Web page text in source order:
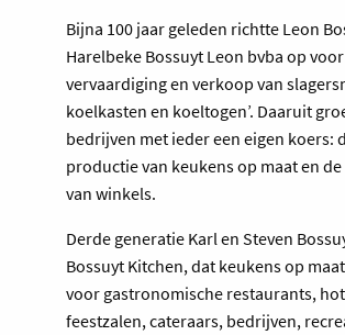
Bijna 100 jaar geleden richtte Leon
Harelbeke Bossuyt Leon bvba op voor
vervaardiging en verkoop van
koelkasten en koeltogen’. Daaruit
bedrijven met ieder een eigen koers:
productie van keukens op maat en
van winkels.
Derde generatie Karl en Steven
Bossuyt Kitchen, dat keukens op
voor gastronomische restaurants,
feestzalen, cateraars, bedrijven,